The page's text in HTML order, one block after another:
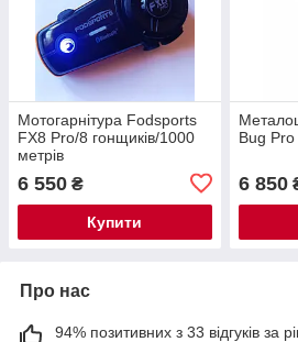
Мотогарнітура Fodsports
FX8 Pro/8 гонщиків/1000
метрів
6 550 ₴
Купити
Bug Pro
6 850
Про нас
94% позитивних з 33 відгуків за